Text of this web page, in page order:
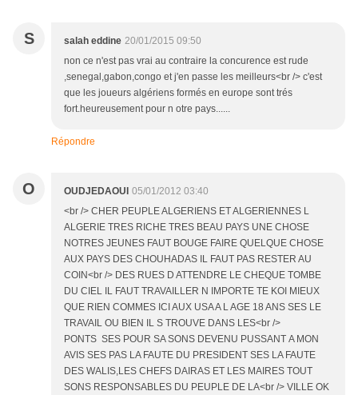
S salah eddine 20/01/2015 09:50
non ce n'est pas vrai au contraire la concurence est rude
,senegal,gabon,congo et j'en passe les meilleurs<br /> c'est
que les joueurs algériens formés en europe sont trés
fort.heureusement pour n otre pays......
Répondre
O OUDJEDAOUI 05/01/2012 03:40
<br /> CHER PEUPLE ALGERIENS ET ALGERIENNES L
ALGERIE TRES RICHE TRES BEAU PAYS UNE CHOSE
NOTRES JEUNES FAUT BOUGE FAIRE QUELQUE CHOSE
AUX PAYS DES CHOUHADAS IL FAUT PAS RESTER AU
COIN<br /> DES RUES D ATTENDRE LE CHEQUE TOMBE
DU CIEL IL FAUT TRAVAILLER N IMPORTE TE KOI MIEUX
QUE RIEN COMMES ICI AUX USA A L AGE 18 ANS SES LE
TRAVAIL OU BIEN IL S TROUVE DANS LES<br />
PONTS SES POUR SA SONS DEVENU PUSSANT A MON
AVIS SES PAS LA FAUTE DU PRESIDENT SES LA FAUTE
DES WALIS,LES CHEFS DAIRAS ET LES MAIRES TOUT
SONS RESPONSABLES DU PEUPLE DE LA<br /> VILLE OK